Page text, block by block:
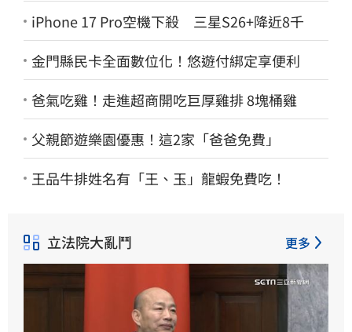
iPhone 17 Pro空機下殺 三星S26+降近8千
金門縣民卡全面數位化！悠遊付綁定享便利
爸氣吃雞！走進超商開吃巨厚雞排 8塊桶雞
父親節遊樂園優惠！這2家「爸爸免費」
王品牛排姓名有「王、玉」龍蝦免費吃！
立法院大亂鬥 更多